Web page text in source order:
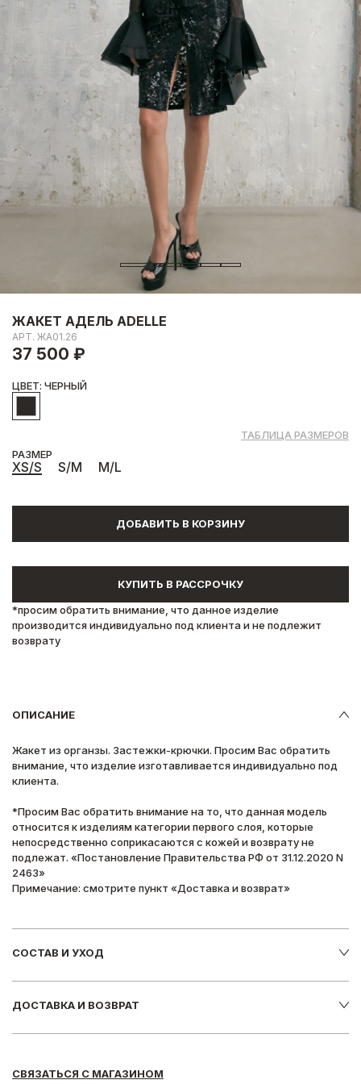
ЖАКЕТ АДЕЛЬ ADELLE
АРТ. ЖА01.26
37 500 ₽
ДОБАВИТЬ В КОРЗИНУ
КУПИТЬ В РАССРОЧКУ
*просим обратить внимание, что данное изделие
производится индивидуально под клиента и не подлежит
возврату
РАЗМЕР
XS/S S/M M/L
ЦВЕТ: ЧЕРНЫЙ
ТАБЛИЦА РАЗМЕРОВ
ОПИСАНИЕ
Жакет из органзы. Застежки-крючки. Просим Вас обратить
внимание, что изделие изготавливается индивидуально под
клиента.
*Просим Вас обратить внимание на то, что данная модель
относится к изделиям категории первого слоя, которые
непосредственно соприкасаются с кожей и возврату не
подлежат. «Постановление Правительства РФ от 31.12.2020 N
2463»
Примечание: смотрите пункт «Доставка и возврат»
СОСТАВ И УХОД
ДОСТАВКА И ВОЗВРАТ
СВЯЗАТЬСЯ С МАГАЗИНОМ